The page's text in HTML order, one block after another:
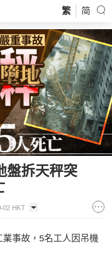
繁 简
盤拆天秤突
02 HKT
事故，5名工人因吊機